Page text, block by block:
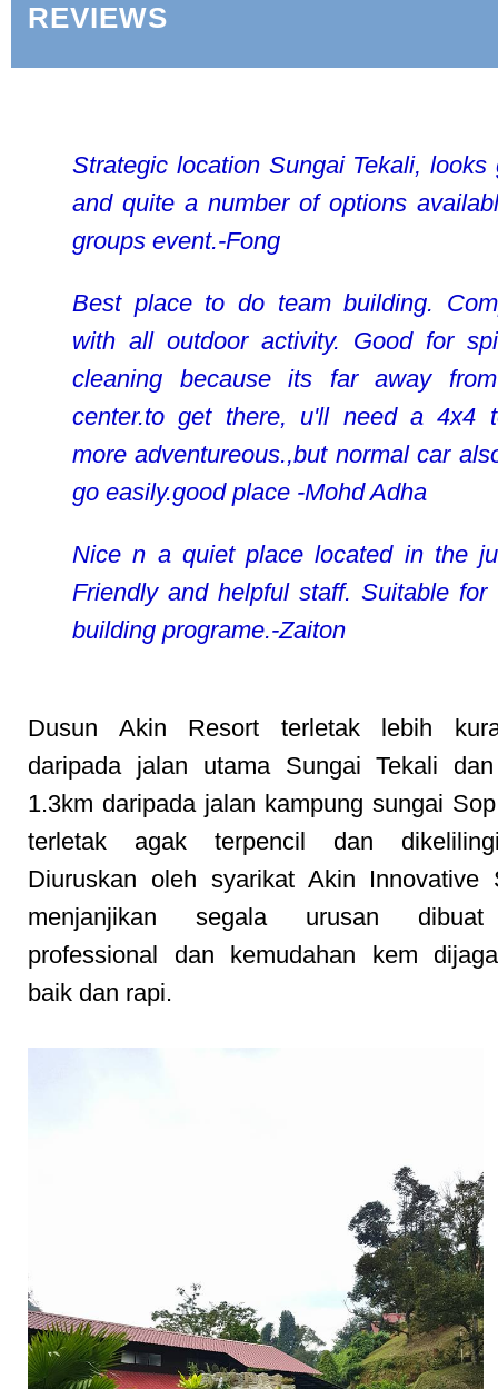
REVIEWS
Strategic location Sungai Tekali, looks
and quite a number of options
groups event.-Fong
Best place to do team building.
with all outdoor activity. Good for
cleaning because its far away
center.to get there, u'll need a 4x4
more adventureous.,but normal car
go easily.good place -Mohd Adha
Nice n a quiet place located in the
Friendly and helpful staff. Suitable for
building programe.-Zaiton
Dusun Akin Resort terletak lebih
daripada jalan utama Sungai Tekali
1.3km daripada jalan kampung sungai
terletak agak terpencil dan
Diuruskan oleh syarikat Akin Innovative
menjanjikan segala urusan
professional dan kemudahan kem
baik dan rapi.